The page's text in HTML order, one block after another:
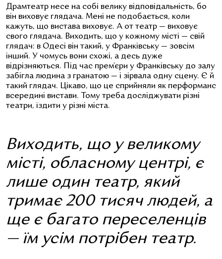
Драмтеатр несе на собі велику відповідальність, бо
він виховує глядача. Мені не подобається, коли
кажуть, що вистава виховує. А от театр — виховує
свого глядача. Виходить, що у кожному місті — свій
глядач: в Одесі він такий, у Франківську — зовсім
інший. У чомусь вони схожі, а десь дуже
відрізняються. Під час прем’єри у Франківську до залу
забігла людина з гранатою — і зірвала одну сцену. Є й
такий глядач. Цікаво, що це сприйняли як перформанс
всередині вистави. Тому треба досліджувати різні
театри, їздити у різні міста.
Виходить, що у великому
місті, обласному центрі, є
лише один театр, який
тримає 200 тисяч людей, а
ще є багато переселенців
— їм усім потрібен театр.